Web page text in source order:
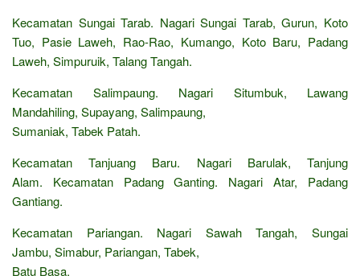
Kecamatan Sungai Tarab. Nagari Sungai Tarab, Gurun, Koto
Tuo, Pasie Laweh, Rao-Rao, Kumango, Koto Baru, Padang
Laweh, Simpuruik, Talang Tangah.
Kecamatan Salimpaung. Nagari Situmbuk, Lawang
Mandahiling, Supayang, Salimpaung,
Sumaniak, Tabek Patah.
Kecamatan Tanjuang Baru. Nagari Barulak, Tanjung
Alam. Kecamatan Padang Ganting. Nagari Atar, Padang
Gantiang.
Kecamatan Pariangan. Nagari Sawah Tangah, Sungai
Jambu, Simabur, Pariangan, Tabek,
Batu Basa.